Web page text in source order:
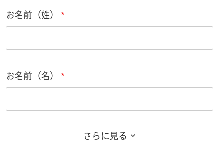
お名前（姓）
お名前（名）
さらに見る